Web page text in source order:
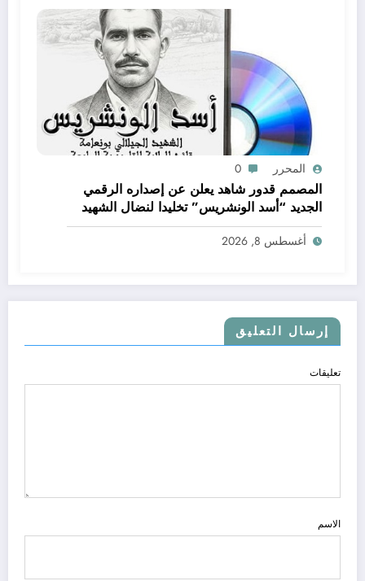
المحرر 0
المصمم قدور شاهد يعلن عن إصداره الرقمي
الجديد “أسد الونشريس” تخليدا لنضال الشهيد
الجيلالي بونعامة
أغسطس 8, 2026
إرسال التعليق
تعليقات
الاسم